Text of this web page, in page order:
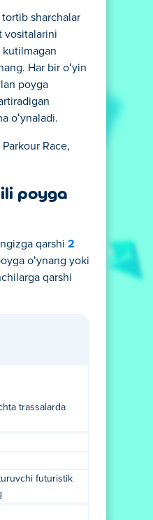
sharchalar
vositalarini
Har bir oʻyin
poyga
oʻynaladi.
Parkour Race,
poyga
qarshi 2
oʻynang yoki
qarshi
trassalarda
futuristik